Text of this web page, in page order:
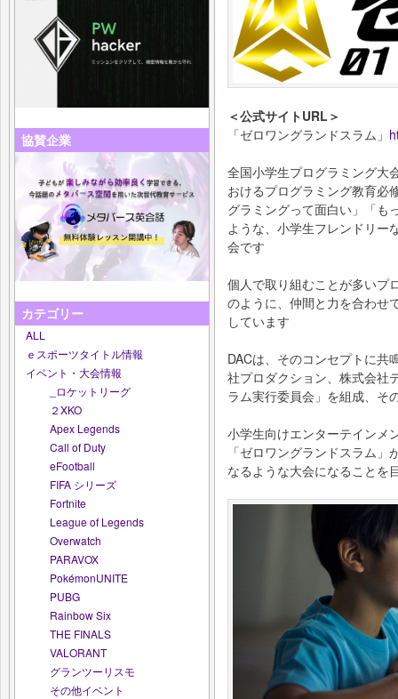
協賛企業
カテゴリー
ALL
ｅスポーツタイトル情報
イベント・大会情報
_ロケットリーグ
２XKO
Apex Legends
Call of Duty
eFootball
FIFA シリーズ
Fortnite
League of Legends
Overwatch
PARAVOX
PokémonUNITE
PUBG
Rainbow Six
THE FINALS
VALORANT
グランツーリスモ
その他イベント
＜公式サイトURL＞
「ゼロワングランドスラム」
全国小学生プログラミング大
おけるプログラミング教育必
グラミングって面白い」「も
ような、小学生フレンドリー
会です
個人で取り組むことが多いプ
のように、仲間と力を合わせ
しています
DACは、そのコンセプトに共
社プロダクション、株式会社
ラム実行委員会」を組成、そ
小学生向けエンターテインメ
「ゼロワングランドスラム
なるような大会になることを